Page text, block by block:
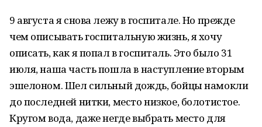
9 августа я снова лежу в госпитале. Но прежде
чем описывать госпитальную жизнь, я хочу
описать, как я попал в госпиталь. Это было 31
июля, наша часть пошла в наступление вторым
эшелоном. Шел сильный дождь, бойцы намокли
до последней нитки, место низкое, болотистое.
Кругом вода, даже негде выбрать место для